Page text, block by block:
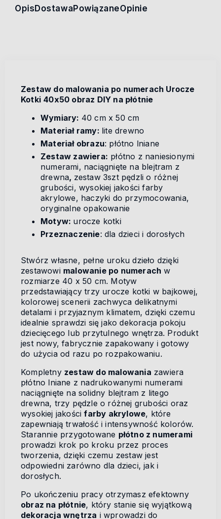
Opis Dostawa PowiązaneOpinie
Zestaw do malowania po numerach Urocze
Kotki 40x50 obraz DIY na płótnie
Wymiary: 40 cm x 50 cm
Materiał ramy: lite drewno
Materiał obrazu: płótno lniane
Zestaw zawiera: płótno z naniesionymi
numerami, naciągnięte na blejtram z
drewna, zestaw 3szt pędzli o różnej
grubości, wysokiej jakości farby
akrylowe, haczyki do przymocowania,
oryginalne opakowanie
Motyw: urocze kotki
Przeznaczenie: dla dzieci i dorosłych
Stwórz własne, pełne uroku dzieło dzięki
zestawowi malowanie po numerach w
rozmiarze 40 x 50 cm. Motyw
przedstawiający trzy urocze kotki w bajkowej,
kolorowej scenerii zachwyca delikatnymi
detalami i przyjaznym klimatem, dzięki czemu
idealnie sprawdzi się jako dekoracja pokoju
dziecięcego lub przytulnego wnętrza. Produkt
jest nowy, fabrycznie zapakowany i gotowy
do użycia od razu po rozpakowaniu.
Kompletny zestaw do malowania zawiera
płótno lniane z nadrukowanymi numerami
naciągnięte na solidny blejtram z litego
drewna, trzy pędzle o różnej grubości oraz
wysokiej jakościfarby akrylowe, które
zapewniają trwałość i intensywność kolorów.
Starannie przygotowane płótno z numerami
prowadzi krok po kroku przez proces
tworzenia, dzięki czemu zestaw jest
odpowiedni zarówno dla dzieci, jak i
dorosłych.
Po ukończeniu pracy otrzymasz efektowny
obraz na płótnie, który stanie się wyjątkową
dekoracja wnętrza i wprowadzi do